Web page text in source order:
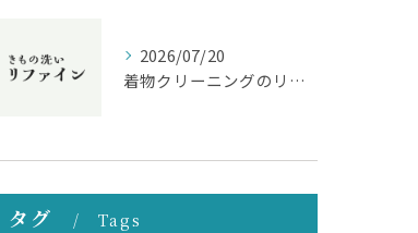
2026/07/20
着物クリーニングのリアル経験談から学ぶ失敗しないお手入れと料金相場
タグ Tags